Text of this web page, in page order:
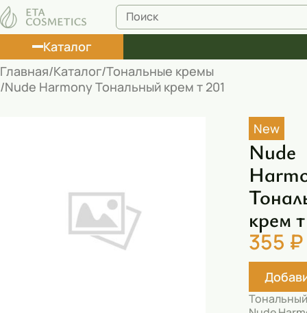
Каталог
Лосьоны
Муссы
Масла
Главная Каталог Тональные кремы
Nude Harmony Тональный крем т 201
New
Nude
крем
355 ₽